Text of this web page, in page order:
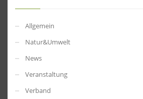
Allgemein
Natur&Umwelt
News
Veranstaltung
Verband